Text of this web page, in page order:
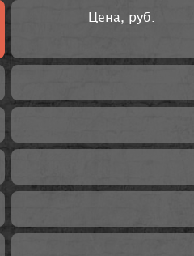
Цена, руб.